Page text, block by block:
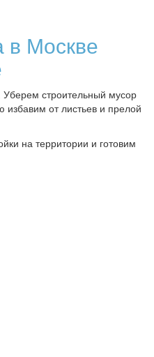
в Москве
Уберем строительный мусор
от листьев и прелой
на территории и готовим